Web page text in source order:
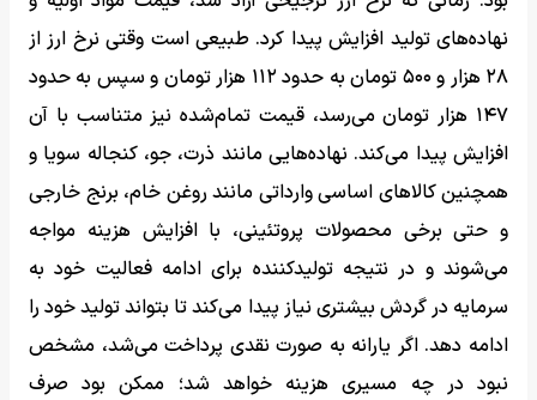
نهاده‌های تولید افزایش پیدا کرد. طبیعی است وقتی نرخ ارز از
۲۸ هزار و ۵۰۰ تومان به حدود ۱۱۲ هزار تومان و سپس به حدود
۱۴۷ هزار تومان می‌رسد، قیمت تمام‌شده نیز متناسب با آن
افزایش پیدا می‌کند. نهاده‌هایی مانند ذرت، جو، کنجاله سویا و
همچنین کالاهای اساسی وارداتی مانند روغن خام، برنج خارجی
و حتی برخی محصولات پروتئینی، با افزایش هزینه مواجه
می‌شوند و در نتیجه تولیدکننده برای ادامه فعالیت خود به
سرمایه در گردش بیشتری نیاز پیدا می‌کند تا بتواند تولید خود را
ادامه دهد. اگر یارانه به صورت نقدی پرداخت می‌شد، مشخص
نبود در چه مسیری هزینه خواهد شد؛ ممکن بود صرف